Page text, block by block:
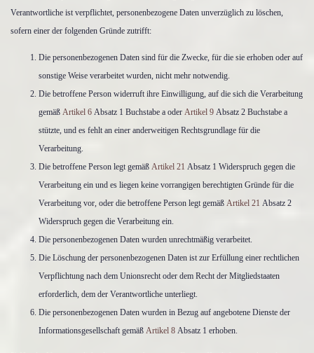
Verantwortliche ist verpflichtet, personenbezogene Daten unverzüglich zu löschen,
sofern einer der folgenden Gründe zutrifft:
Die personenbezogenen Daten sind für die Zwecke, für die sie erhoben oder auf
sonstige Weise verarbeitet wurden, nicht mehr notwendig.
Die betroffene Person widerruft ihre Einwilligung, auf die sich die Verarbeitung
gemäß Artikel 6 Absatz 1 Buchstabe a oder Artikel 9 Absatz 2 Buchstabe a
stützte, und es fehlt an einer anderweitigen Rechtsgrundlage für die
Verarbeitung.
Die betroffene Person legt gemäß Artikel 21 Absatz 1 Widerspruch gegen die
Verarbeitung ein und es liegen keine vorrangigen berechtigten Gründe für die
Verarbeitung vor, oder die betroffene Person legt gemäß Artikel 21 Absatz 2
Widerspruch gegen die Verarbeitung ein.
Die personenbezogenen Daten wurden unrechtmäßig verarbeitet.
Die Löschung der personenbezogenen Daten ist zur Erfüllung einer rechtlichen
Verpflichtung nach dem Unionsrecht oder dem Recht der Mitgliedstaaten
erforderlich, dem der Verantwortliche unterliegt.
Die personenbezogenen Daten wurden in Bezug auf angebotene Dienste der
Informationsgesellschaft gemäß Artikel 8 Absatz 1 erhoben.